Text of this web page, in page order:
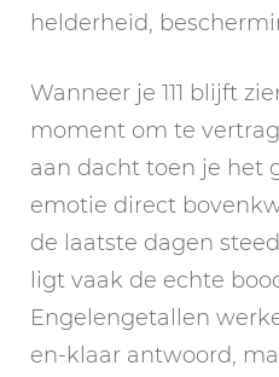
helderheid,
Wanneer je 111 blijft
moment om te
aan dacht toen je het
emotie direct
de laatste dagen
ligt vaak de echte
Engelengetallen
en-klaar antwoord,